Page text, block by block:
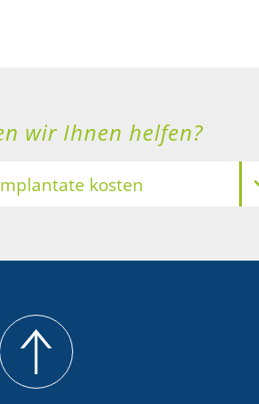
wir Ihnen helfen?
kosten
Zahnreinigung